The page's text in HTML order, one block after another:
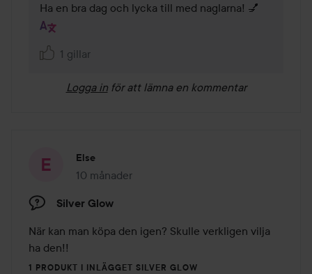
Ha en bra dag och lycka till med naglarna! 💅
1 gillar
Logga in för att lämna en kommentar
Else
10 månader
Inlägget skapades 10 månader
Silver Glow
När kan man köpa den igen? Skulle verkligen vilja
ha den!!
1 PRODUKT I INLÄGGET SILVER GLOW